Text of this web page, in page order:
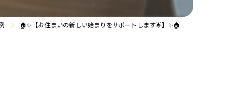
🏠✨【お住まいの新しい始まりをサポートします🌟】✨🏠